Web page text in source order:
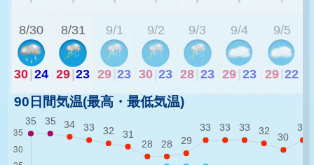
8/30
30 24
8/31
29 23
9/1
29 23
9/2
30 23
9/3
28 23
9/4
29 23
9/5
29 22
90日間気温(最高・最低気温)